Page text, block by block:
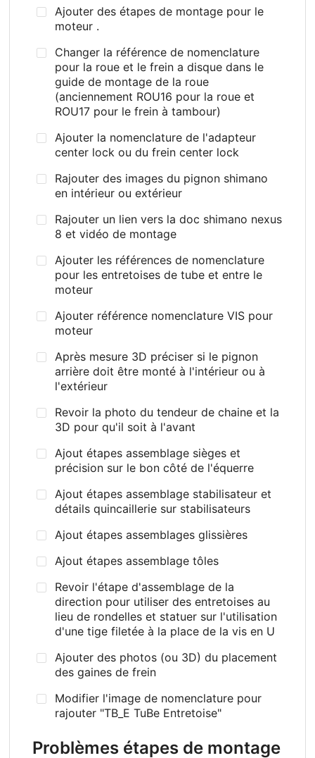
Ajouter des étapes de montage pour le
moteur .
Changer la référence de nomenclature
pour la roue et le frein a disque dans le
guide de montage de la roue
(anciennement ROU16 pour la roue et
ROU17 pour le frein à tambour)
Ajouter la nomenclature de l'adapteur
center lock ou du frein center lock
Rajouter des images du pignon shimano
en intérieur ou extérieur
Rajouter un lien vers la doc shimano nexus
8 et vidéo de montage
Ajouter les références de nomenclature
pour les entretoises de tube et entre le
moteur
Ajouter référence nomenclature VIS pour
moteur
Après mesure 3D préciser si le pignon
arrière doit être monté à l'intérieur ou à
l'extérieur
Revoir la photo du tendeur de chaine et la
3D pour qu'il soit à l'avant
Ajout étapes assemblage sièges et
précision sur le bon côté de l'équerre
Ajout étapes assemblage stabilisateur et
détails quincaillerie sur stabilisateurs
Ajout étapes assemblages glissières
Ajout étapes assemblage tôles
Revoir l'étape d'assemblage de la
direction pour utiliser des entretoises au
lieu de rondelles et statuer sur l'utilisation
d'une tige filetée à la place de la vis en U
Ajouter des photos (ou 3D) du placement
des gaines de frein
Modifier l'image de nomenclature pour
rajouter "TB_E TuBe Entretoise"
Problèmes étapes de montage